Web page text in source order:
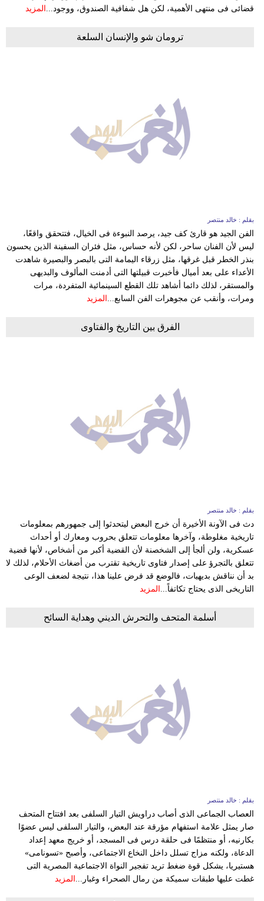
قضائى فى منتهى الأهمية، لكن هل شفافية الصندوق، ووجود... المزيد
ترومان شو والإنسان السلعة
بقلم : خالد منتصر
الفن الجيد هو قارئ كف جيد، يرصد النبوءة فى الخيال، فتتحقق واقعًا،
ليس لأن الفنان ساحر، لكن لأنه حساس، مثل فئران السفينة الذين يحسون
بنذر الخطر قبل غرقها، مثل زرقاء اليمامة التى بالبصر والبصيرة شاهدت
الأعداء على بعد أميال فأخبرت قبيلتها التى أدمنت المألوف والبديهى
والمستقر، لذلك دائما أشاهد تلك القطع السينمائية المتفردة، مرات
ومرات، وأنقب عن مجوهرات الفن السابع... المزيد
الفرق بين التاريخ والفتاوى
بقلم : خالد منتصر
دث فى الآونة الأخيرة أن خرج البعض ليتحدثوا إلى جمهورهم بمعلومات
تاريخية مغلوطة، وآخرها معلومات تتعلق بحروب ومعارك أو أحداث
عسكرية، ولن ألجأ إلى الشخصنة لأن القضية أكبر من أشخاص، لأنها قضية
تتعلق بالتجرؤ على إصدار فتاوى تاريخية تقترب من أضغاث الأحلام، لذلك لا
بد أن نناقش بديهيات، فالوضع قد فرض علينا هذا، نتيجة لضعف الوعى
التاريخى الذى يحتاج تكاتفاً... المزيد
أسلمة المتحف والتحرش الديني وهداية السائح
بقلم : خالد منتصر
العصاب الجماعى الذى أصاب دراويش التيار السلفى بعد افتتاح المتحف
صار يمثل علامة استفهام مؤرقة عند البعض، والتيار السلفى ليس عضوًا
بكارنيه، أو منتظمًا فى حلقة درس فى المسجد، أو خريج معهد إعداد
الدعاة، ولكنه مزاج تسلل داخل النخاع الاجتماعى، وأصبح «تسونامى»
هستيريا، يشكل قوة ضغط تريد تفجير النواة الاجتماعية المصرية التى
غطت عليها طبقات سميكة من رمال الصحراء وغبار... المزيد